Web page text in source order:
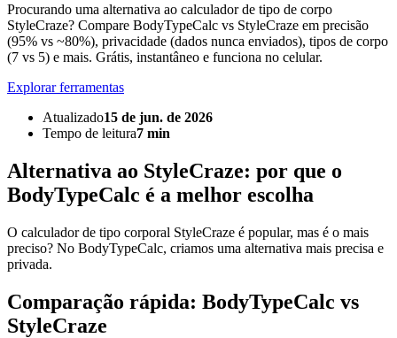
Procurando uma alternativa ao calculador de tipo de corpo
StyleCraze? Compare BodyTypeCalc vs StyleCraze em precisão
(95% vs ~80%), privacidade (dados nunca enviados), tipos de corpo
(7 vs 5) e mais. Grátis, instantâneo e funciona no celular.
Explorar ferramentas
Atualizado15 de jun. de 2026
Tempo de leitura7 min
Alternativa ao StyleCraze: por que o
BodyTypeCalc é a melhor escolha
O calculador de tipo corporal StyleCraze é popular, mas é o mais
preciso? No BodyTypeCalc, criamos uma alternativa mais precisa e
privada.
Comparação rápida: BodyTypeCalc vs
StyleCraze